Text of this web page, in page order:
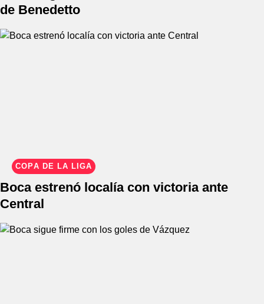
de Benedetto
COPA DE LA LIGA
Boca estrenó localía con victoria ante
Central